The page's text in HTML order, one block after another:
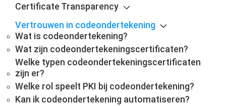
Certificate Transparency
Vertrouwen in codeondertekening
Wat is codeondertekening?
Wat zijn codeondertekeningscertificaten?
Welke typen codeondertekeningscertificaten
zijn er?
Welke rol speelt PKI bij codeondertekening?
Kan ik codeondertekening automatiseren?